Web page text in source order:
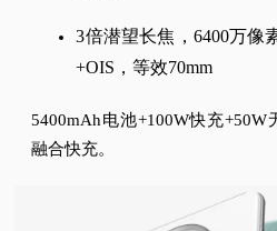
3倍潜望长焦，6400万像
+OIS，等效70mm
5400mAh电池+100W快充+50W
融合快充。